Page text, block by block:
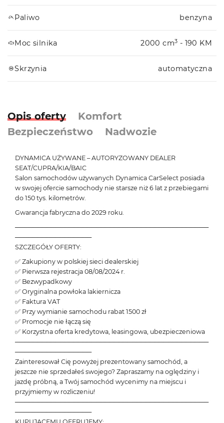
Paliwo benzyna
Moc silnika 2000 cm3 - 190 KM
Skrzynia automatyczna
Opis oferty
Komfort
Bezpieczeństwo
Nadwozie
DYNAMICA UŻYWANE – AUTORYZOWANY DEALER
SEAT/CUPRA/KIA/BAIC
Salon samochodów używanych Dynamica CarSelect posiada
w swojej ofercie samochody nie starsze niż 6 lat z przebiegami
do 150 tys. kilometrów.
Gwarancja fabryczna do 2029 roku.
───────────────────────────────────────────
─────────────────
SZCZEGÓŁY OFERTY:
✅ Zakupiony w polskiej sieci dealerskiej
✅ Pierwsza rejestracja 08/08/2024 r.
✅ Bezwypadkowy
✅ Oryginalna powłoka lakiernicza
✅ Faktura VAT
✅ Przy wymianie samochodu rabat 1500 zł
✅ Promocje nie łączą się
✅ Korzystna oferta kredytowa, leasingowa, ubezpieczeniowa
───────────────────────────────────────────
─────────────────
Zainteresował Cię powyżej prezentowany samochód, a
jeszcze nie sprzedałeś swojego? Zapraszamy na oględziny i
jazdę próbną, a Twój samochód wycenimy na miejscu i
przyjmiemy w rozliczeniu!
───────────────────────────────────────────
─────────────────